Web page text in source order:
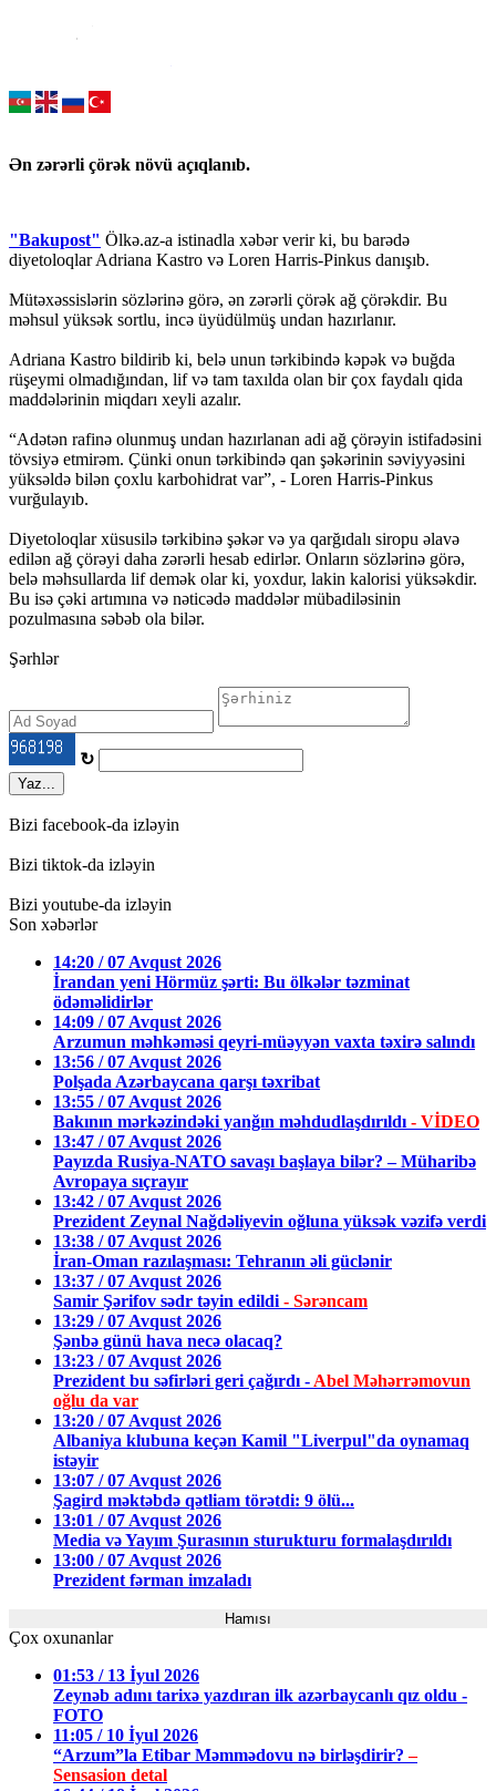
Ən zərərli çörək növü açıqlanıb.
"Bakupost" Ölkə.az-a istinadla xəbər verir ki, bu barədə
diyetoloqlar Adriana Kastro və Loren Harris-Pinkus danışıb.
Mütəxəssislərin sözlərinə görə, ən zərərli çörək ağ çörəkdir. Bu
məhsul yüksək sortlu, incə üyüdülmüş undan hazırlanır.
Adriana Kastro bildirib ki, belə unun tərkibində kəpək və buğda
rüşeymi olmadığından, lif və tam taxılda olan bir çox faydalı qida
maddələrinin miqdarı xeyli azalır.
“Adətən rafinə olunmuş undan hazırlanan adi ağ çörəyin istifadəsini
tövsiyə etmirəm. Çünki onun tərkibində qan şəkərinin səviyyəsini
yüksəldə bilən çoxlu karbohidrat var”, - Loren Harris-Pinkus
vurğulayıb.
Diyetoloqlar xüsusilə tərkibinə şəkər və ya qarğıdalı siropu əlavə
edilən ağ çörəyi daha zərərli hesab edirlər. Onların sözlərinə görə,
belə məhsullarda lif demək olar ki, yoxdur, lakin kalorisi yüksəkdir.
Bu isə çəki artımına və nəticədə maddələr mübadiləsinin
pozulmasına səbəb ola bilər.
Şərhlər
↻
Yaz...
Bizi facebook-da izləyin
Bizi tiktok-da izləyin
Bizi youtube-da izləyin
Son xəbərlər
14:20 / 07 Avqust 2026
İrandan yeni Hörmüz şərti: Bu ölkələr təzminat
ödəməlidirlər
14:09 / 07 Avqust 2026
Arzumun məhkəməsi qeyri-müəyyən vaxta təxirə salındı
13:56 / 07 Avqust 2026
Polşada Azərbaycana qarşı təxribat
13:55 / 07 Avqust 2026
Bakının mərkəzindəki yanğın məhdudlaşdırıldı - VİDEO
13:47 / 07 Avqust 2026
Payızda Rusiya-NATO savaşı başlaya bilər? – Müharibə
Avropaya sıçrayır
13:42 / 07 Avqust 2026
Prezident Zeynal Nağdəliyevin oğluna yüksək vəzifə verdi
13:38 / 07 Avqust 2026
İran-Oman razılaşması: Tehranın əli güclənir
13:37 / 07 Avqust 2026
Samir Şərifov sədr təyin edildi - Sərəncam
13:29 / 07 Avqust 2026
Şənbə günü hava necə olacaq?
13:23 / 07 Avqust 2026
Prezident bu səfirləri geri çağırdı - Abel Məhərrəmovun
oğlu da var
13:20 / 07 Avqust 2026
Albaniya klubuna keçən Kamil "Liverpul"da oynamaq
istəyir
13:07 / 07 Avqust 2026
Şagird məktəbdə qətliam törətdi: 9 ölü...
13:01 / 07 Avqust 2026
Media və Yayım Şurasının sturukturu formalaşdırıldı
13:00 / 07 Avqust 2026
Prezident fərman imzaladı
Hamısı
Çox oxunanlar
01:53 / 13 İyul 2026
Zeynəb adını tarixə yazdıran ilk azərbaycanlı qız oldu -
FOTO
11:05 / 10 İyul 2026
“Arzum”la Etibar Məmmədovu nə birləşdirir?–
Sensasion detal